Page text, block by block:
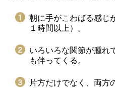
朝に手がこわばる感じ
１時間以上）。
いろいろな関節が腫れ
も伴ってくる。
片方だけでなく、両